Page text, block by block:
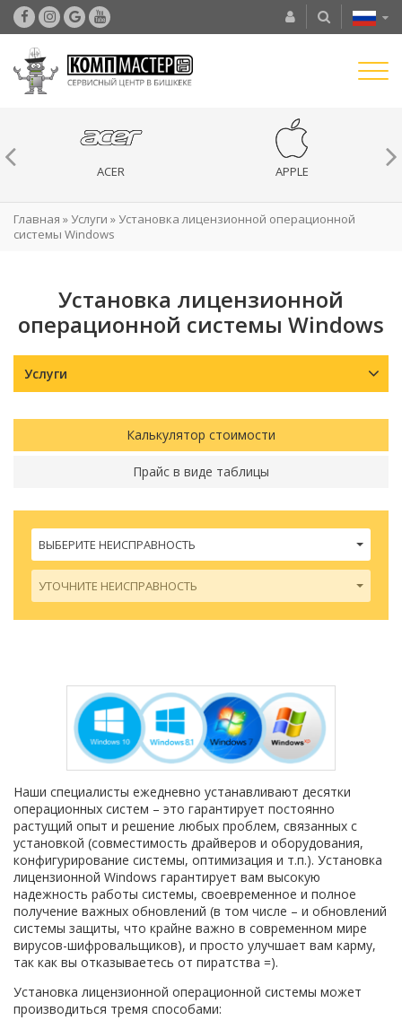
ACER APPLE
Главная »Услуги »Установка лицензионной операционной
системы Windows
Установка лицензионной
операционной системы Windows
Услуги
Калькулятор стоимости
Прайс в виде таблицы
ВЫБЕРИТЕ НЕИСПРАВНОСТЬ
УТОЧНИТЕ НЕИСПРАВНОСТЬ
Наши специалисты ежедневно устанавливают десятки
операционных систем – это гарантирует постоянно
растущий опыт и решение любых проблем, связанных с
установкой (совместимость драйверов и оборудования,
конфигурирование системы, оптимизация и т.п.). Установка
лицензионной Windows гарантирует вам высокую
надежность работы системы, своевременное и полное
получение важных обновлений (в том числе – и обновлений
системы защиты, что крайне важно в современном мире
вирусов-шифровальщиков), и просто улучшает вам карму,
так как вы отказываетесь от пиратства =).
Установка лицензионной операционной системы может
производиться тремя способами: